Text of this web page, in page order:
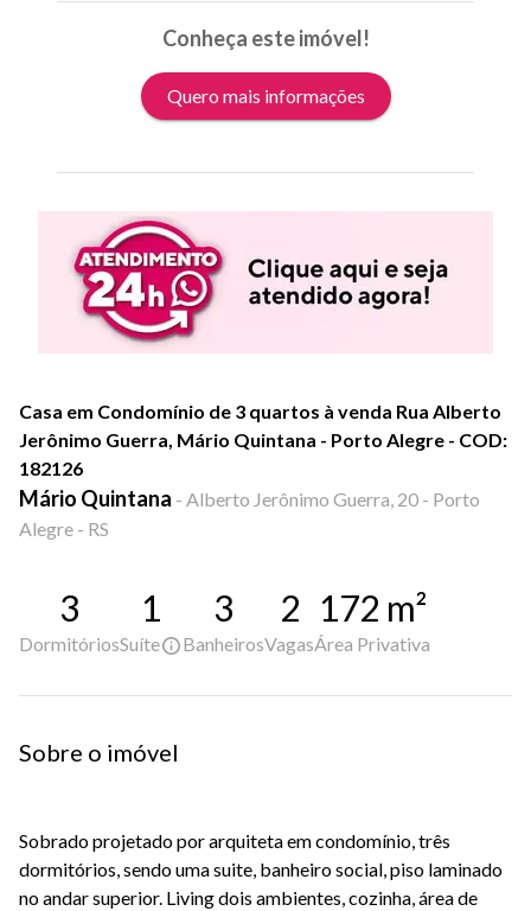
Conheça este imóvel!
Quero mais informações
Casa em Condomínio de 3 quartos à venda Rua Alberto
Jerônimo Guerra, Mário Quintana - Porto Alegre - COD:
182126
Mário Quintana - Alberto Jerônimo Guerra, 20 - Porto
Alegre - RS
3
Dormitórios
1
Suíte
3
Banheiros
2
Vagas
172 m²
Área Privativa
Sobre o imóvel
Sobrado projetado por arquiteta em condomínio, três
dormitórios, sendo uma suite, banheiro social, piso laminado
no andar superior. Living dois ambientes, cozinha, área de